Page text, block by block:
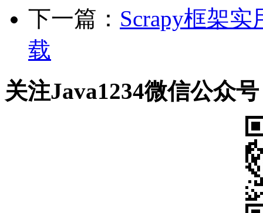
下一篇： Scrapy框架
载
关注Java1234微信公众号